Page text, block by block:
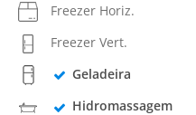
Freezer Horiz.
Freezer Vert.
Geladeira
Hidromassagem